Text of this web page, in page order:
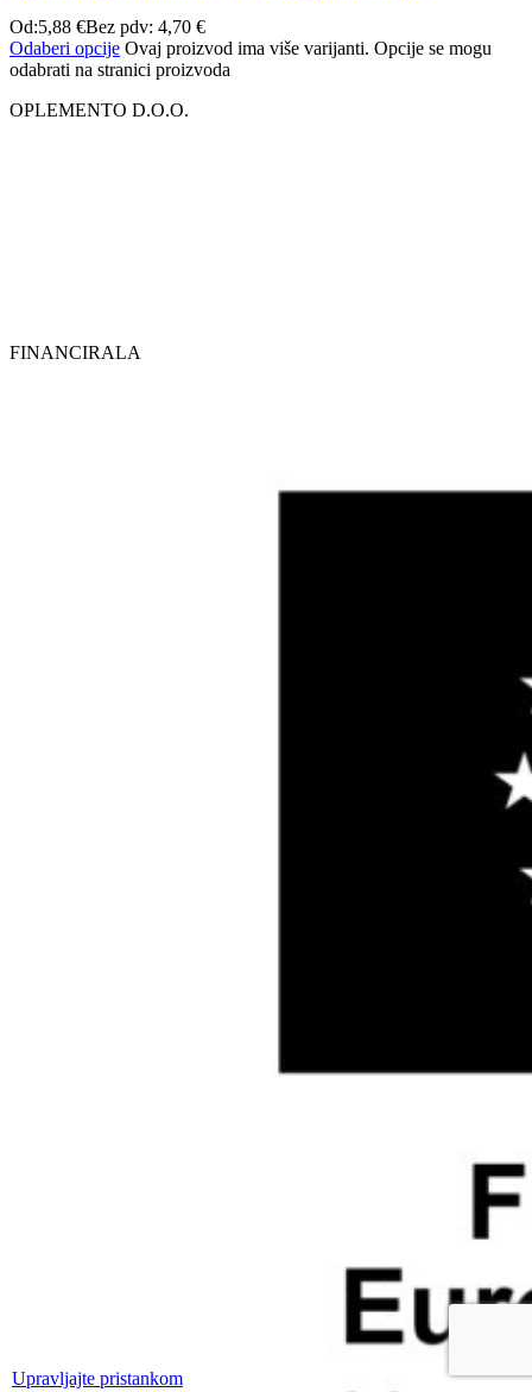
Od:5,88 €Bez pdv: 4,70 €
Odaberi opcije Ovaj proizvod ima više varijanti. Opcije se mogu
odabrati na stranici proizvoda
OPLEMENTO D.O.O.
FINANCIRALA
Upravljajte pristankom